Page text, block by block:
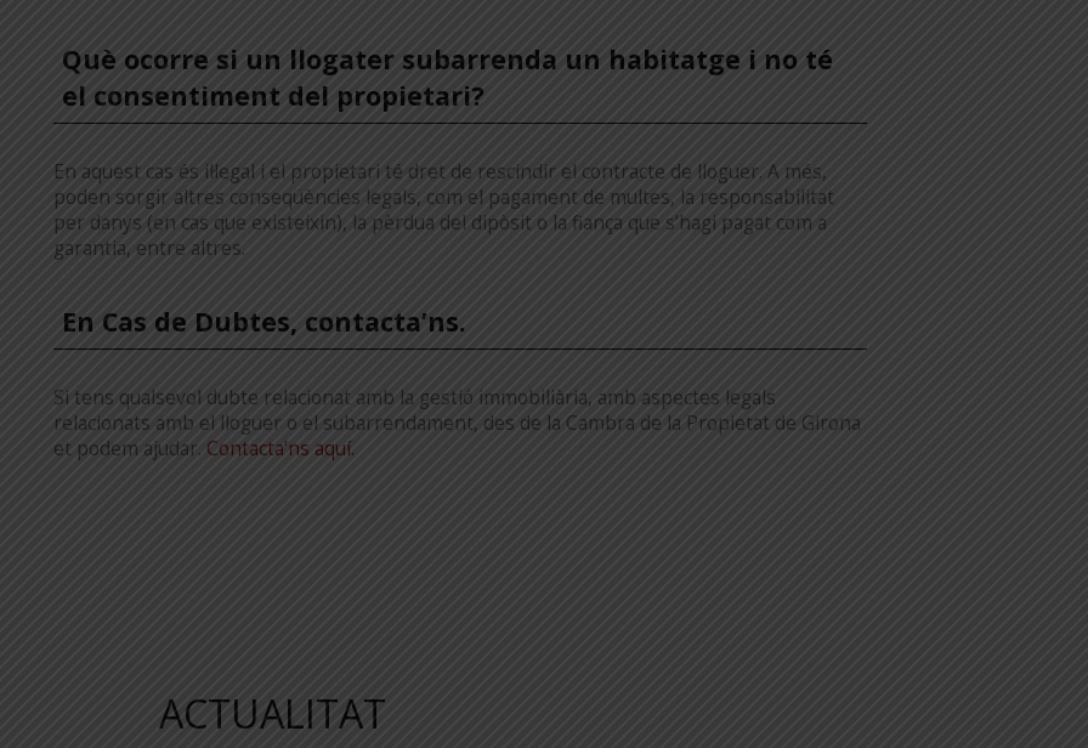
Què ocorre si un llogater subarrenda un habitatge i no té
el consentiment del propietari?
En aquest cas és il·legal i el propietari té dret de rescindir el contracte de lloguer. A més,
poden sorgir altres conseqüències legals, com el pagament de multes, la responsabilitat
per danys (en cas que existeixin), la pèrdua del dipòsit o la fiança que s’hagi pagat com a
garantia, entre altres.
En Cas de Dubtes, contacta’ns.
Si tens qualsevol dubte relacionat amb la gestió immobiliària, amb aspectes legals
relacionats amb el lloguer o el subarrendament, des de la Cambra de la Propietat de Girona
et podem ajudar. Contacta’ns aquí.
ACTUALITAT